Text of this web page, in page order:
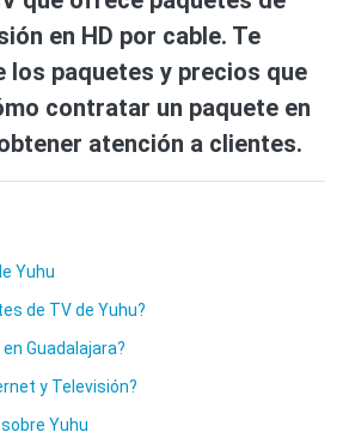
en HD por cable. Te
los paquetes y precios que
contratar un paquete en
atención a clientes.
Yuhu
de TV de Yuhu?
Guadalajara?
y Televisión?
Yuhu